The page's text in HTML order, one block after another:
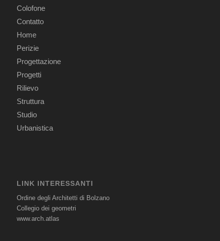
Colofone
Contatto
Home
Perizie
Progettazione
Progetti
Rilievo
Struttura
Studio
Urbanistica
LINK INTERESSANTI
Ordine degli Architetti di Bolzano
Collegio dei geometri
www.arch.atlas